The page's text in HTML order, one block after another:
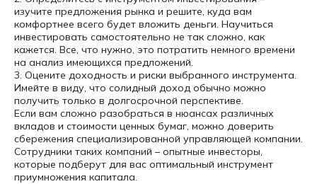
изучите предложения рынка и решите, куда вам
комфортнее всего будет вложить деньги. Научиться
инвестировать самостоятельно не так сложно, как
кажется. Все, что нужно, это потратить немного времени
на анализ имеющихся предложений.
3. Оцените доходность и риски выбранного инструмента.
Имейте в виду, что солидный доход обычно можно
получить только в долгосрочной перспективе.
Если вам сложно разобраться в нюансах различных
вкладов и стоимости ценных бумаг, можно доверить
сбережения специализированной управляющей компании.
Сотрудники таких компаний – опытные инвесторы,
которые подберут для вас оптимальный инструмент
приумножения капитала.